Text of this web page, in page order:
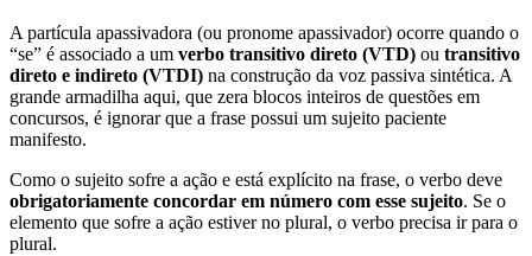
A partícula apassivadora (ou pronome apassivador) ocorre quando o
“se” é associado a um verbo transitivo direto (VTD) ou transitivo
direto e indireto (VTDI) na construção da voz passiva sintética. A
grande armadilha aqui, que zera blocos inteiros de questões em
concursos, é ignorar que a frase possui um sujeito paciente
manifesto.
Como o sujeito sofre a ação e está explícito na frase, o verbo deve
obrigatoriamente concordar em número com esse sujeito. Se o
elemento que sofre a ação estiver no plural, o verbo precisa ir para o
plural.